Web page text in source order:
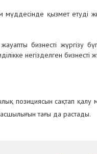
қызмет етуді және
бизнесті жүргізу
негізделген
позициясын сақтап қалу
тағы да растады.